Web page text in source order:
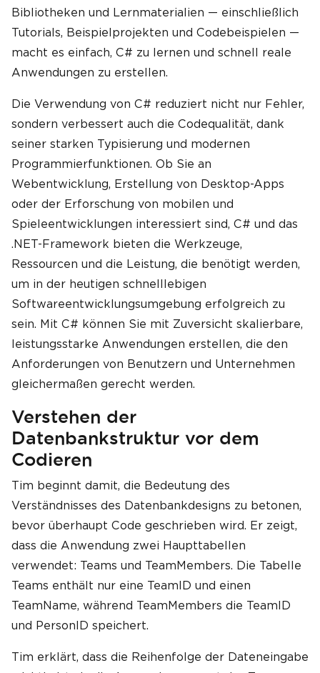
Bibliotheken und Lernmaterialien — einschließlich
Tutorials, Beispielprojekten und Codebeispielen —
macht es einfach, C# zu lernen und schnell reale
Anwendungen zu erstellen.
Die Verwendung von C# reduziert nicht nur Fehler,
sondern verbessert auch die Codequalität, dank
seiner starken Typisierung und modernen
Programmierfunktionen. Ob Sie an
Webentwicklung, Erstellung von Desktop-Apps
oder der Erforschung von mobilen und
Spieleentwicklungen interessiert sind, C# und das
.NET-Framework bieten die Werkzeuge,
Ressourcen und die Leistung, die benötigt werden,
um in der heutigen schnelllebigen
Softwareentwicklungsumgebung erfolgreich zu
sein. Mit C# können Sie mit Zuversicht skalierbare,
leistungsstarke Anwendungen erstellen, die den
Anforderungen von Benutzern und Unternehmen
gleichermaßen gerecht werden.
Verstehen der
Datenbankstruktur vor dem
Codieren
Tim beginnt damit, die Bedeutung des
Verständnisses des Datenbankdesigns zu betonen,
bevor überhaupt Code geschrieben wird. Er zeigt,
dass die Anwendung zwei Haupttabellen
verwendet: Teams und TeamMembers. Die Tabelle
Teams enthält nur eine TeamID und einen
TeamName, während TeamMembers die TeamID
und PersonID speichert.
Tim erklärt, dass die Reihenfolge der Dateneingabe